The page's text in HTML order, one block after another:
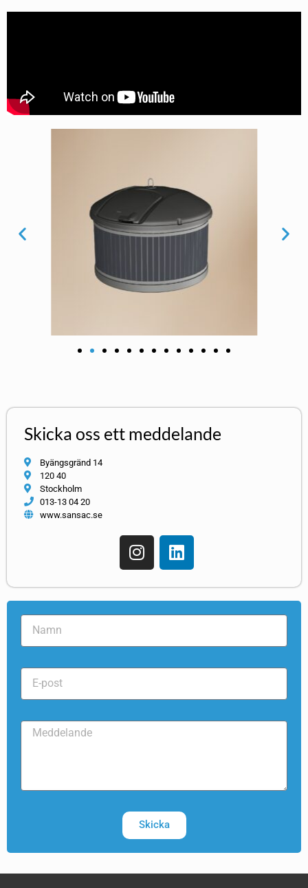
Skicka oss ett meddelande
Byängsgränd 14
120 40
Stockholm
013-13 04 20
www.sansac.se
Skicka